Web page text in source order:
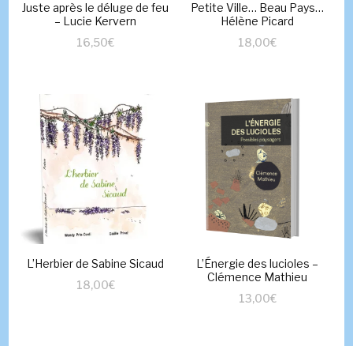
Juste après le déluge de feu
– Lucie Kervern
16,50€
Petite Ville… Beau Pays…
Hélène Picard
18,00€
L’Herbier de Sabine Sicaud
18,00€
L’Énergie des lucioles –
Clémence Mathieu
13,00€